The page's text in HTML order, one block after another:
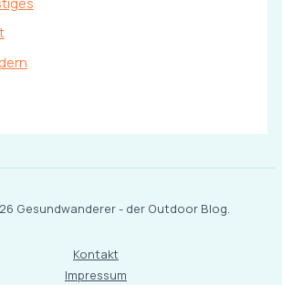
Gesundwanderer - der Outdoor Blog.
Kontakt
Impressum